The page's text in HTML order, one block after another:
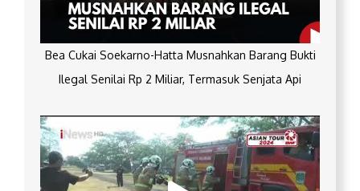
Bea Cukai Soekarno-Hatta Musnahkan Barang Bukti
Ilegal Senilai Rp 2 Miliar, Termasuk Senjata Api